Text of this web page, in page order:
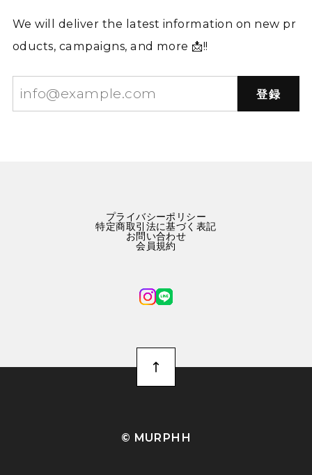
We will deliver the latest information on new pr
oducts, campaigns, and more 📩!!
登録
プライバシーポリシー
特定商取引法に基づく表記
お問い合わせ
会員規約
©︎ MURPHH